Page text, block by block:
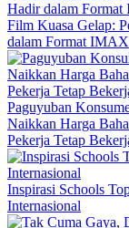
Film Kuasa Gelap:
dalam Format IMAX
Paguyuban
Naikkan Harga
Pekerja Tetap
Inspirasi Schools
Internasional